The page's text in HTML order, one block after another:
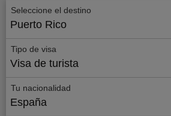
Seleccione el destino
Puerto Rico
Tipo de visa
Visa de turista
Tu nacionalidad
España